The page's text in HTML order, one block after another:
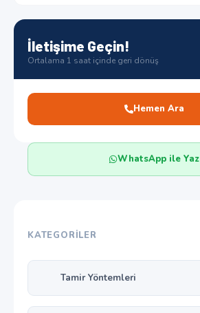
İletişime Geçin!
Ortalama 1 saat içinde geri dönüş
Hemen Ara
WhatsApp ile Yaz
KATEGORILER
Tamir Yöntemleri